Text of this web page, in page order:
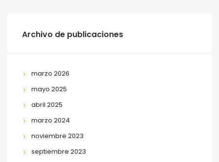
Archivo de publicaciones
marzo 2026
mayo 2025
abril 2025
marzo 2024
noviembre 2023
septiembre 2023